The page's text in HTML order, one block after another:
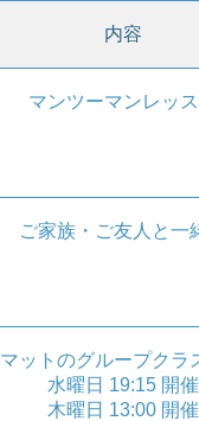
内容
マンツーマンレッ
ご家族・ご友人と一
マットのグループクラ
水曜日 19:15 開催
​木曜日 13:00 開催